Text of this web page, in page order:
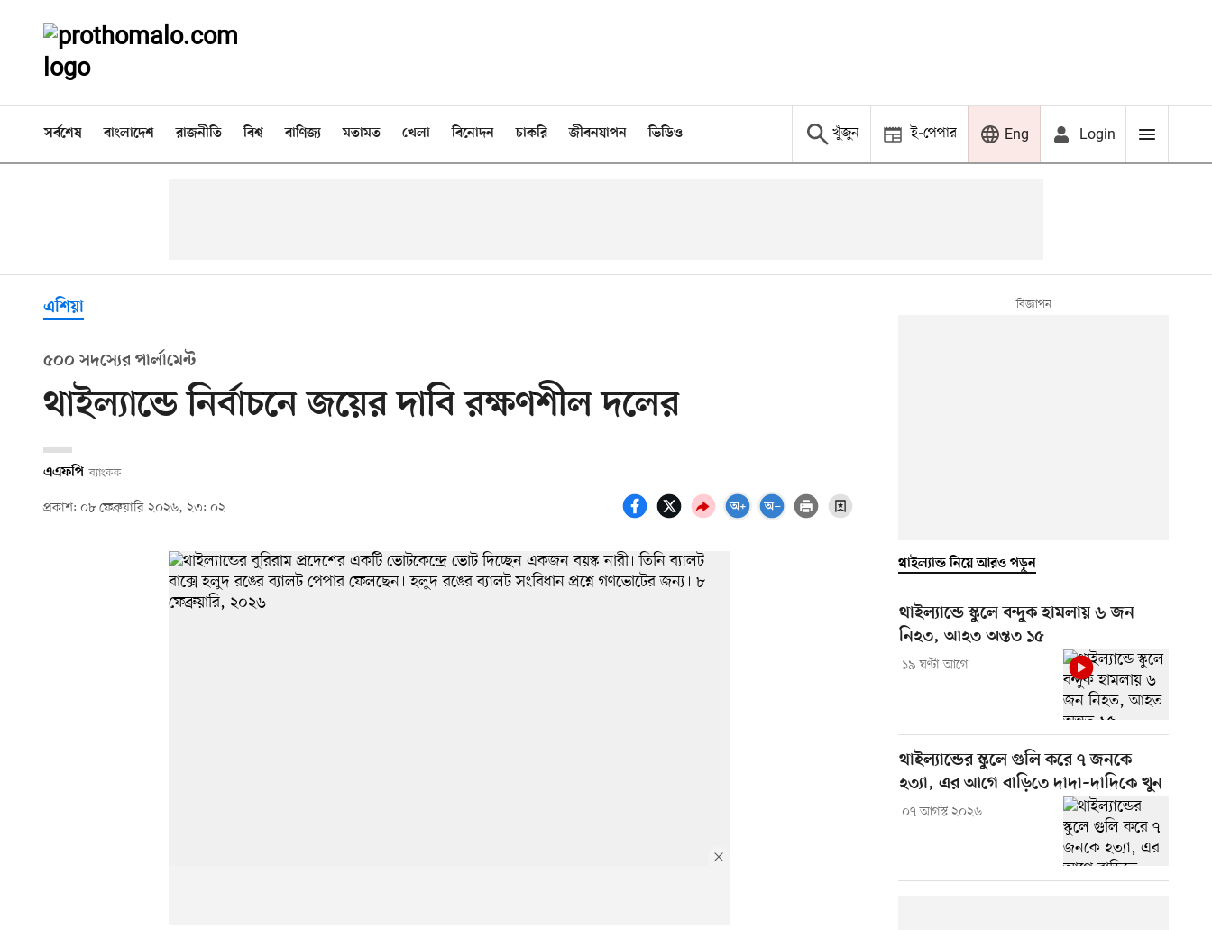
সর্বশেষ বাংলাদেশ রাজনীতি বিশ্ব বাণিজ্য মতামত খেলা বিনোদন চাকরি জীবনযাপন ভিডিও খুঁজুন ই-পেপার Eng Login
এশিয়া
৫০০ সদস্যের পার্লামেন্ট
থাইল্যান্ডে নির্বাচনে জয়ের দাবি রক্ষণশীল দলের
এএফপি ব্যাংকক
প্রকাশ: ০৮ ফেব্রুয়ারি ২০২৬, ২৩: ০২
থাইল্যান্ড নিয়ে আরও পড়ুন
থাইল্যান্ডে স্কুলে বন্দুক হামলায় ৬ জন
নিহত, আহত অন্তত ১৫
১৯ ঘণ্টা আগে
থাইল্যান্ডের স্কুলে গুলি করে ৭ জনকে
হত্যা, এর আগে বাড়িতে দাদা–দাদিকে খুন
০৭ আগস্ট ২০২৬